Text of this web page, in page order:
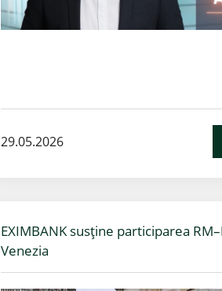
29.05.2026
EXIMBANK susține participarea
Venezia